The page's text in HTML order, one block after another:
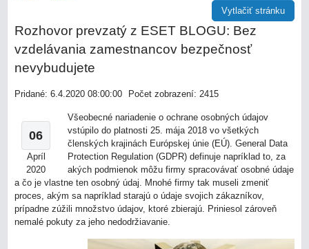
Vytlačiť stránku
Rozhovor prevzatý z ESET BLOGU: Bez
vzdelávania zamestnancov bezpečnosť
nevybudujete
Pridané: 6.4.2020 08:00:00 Počet zobrazení: 2415
06
Apríl
2020
Všeobecné nariadenie o ochrane osobných údajov
vstúpilo do platnosti 25. mája 2018 vo všetkých
členských krajinách Európskej únie (EÚ). General Data
Protection Regulation (GDPR) definuje napríklad to, za
akých podmienok môžu firmy spracovávať osobné údaje
a čo je vlastne ten osobný údaj. Mnohé firmy tak museli zmeniť
proces, akým sa napríklad starajú o údaje svojich zákazníkov,
prípadne zúžili množstvo údajov, ktoré zbierajú. Priniesol zároveň
nemalé pokuty za jeho nedodržiavanie.